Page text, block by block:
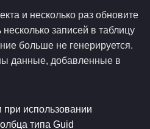
и несколько раз обновите
записей в таблицу
больше не генерируется.
данные, добавленные в